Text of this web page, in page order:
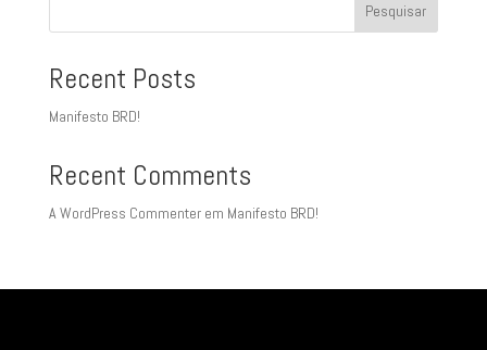
Pesquisar
Recent Posts
Manifesto BRD!
Recent Comments
A WordPress Commenterem Manifesto BRD!